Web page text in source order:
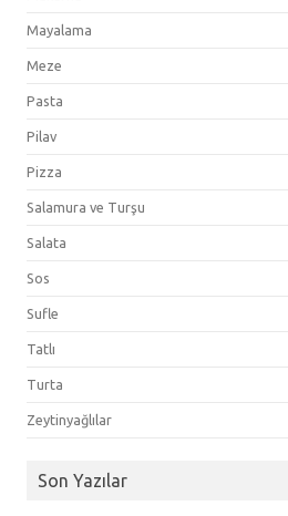
Mayalama
Meze
Pasta
Pilav
Pizza
Salamura ve Turşu
Salata
Sos
Sufle
Tatlı
Turta
Zeytinyağlılar
Son Yazılar